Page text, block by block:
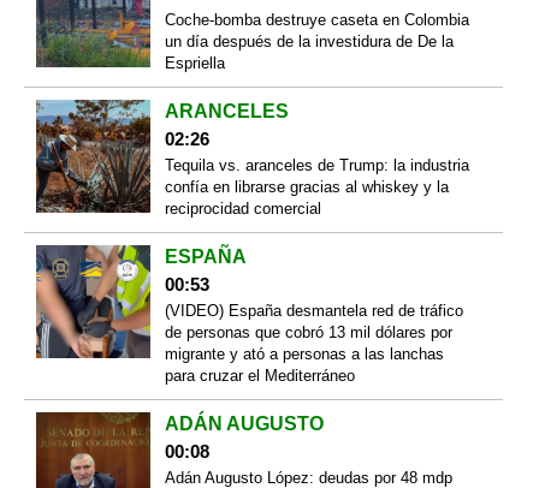
Coche-bomba destruye caseta en Colombia
un día después de la investidura de De la
Espriella
ARANCELES
02:26
Tequila vs. aranceles de Trump: la industria
confía en librarse gracias al whiskey y la
reciprocidad comercial
ESPAÑA
00:53
(VIDEO) España desmantela red de tráfico
de personas que cobró 13 mil dólares por
migrante y ató a personas a las lanchas
para cruzar el Mediterráneo
ADÁN AUGUSTO
00:08
Adán Augusto López: deudas por 48 mdp